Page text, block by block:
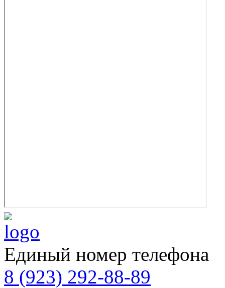
Единый номер телефона
8 (923) 292-88-89